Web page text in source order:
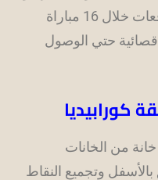
صاحب اكبر قدر من نقاط التوقعات خلال 16 مباراة
حتي الوصول
كورابيديا
من الخانات
وتجميع النقاط